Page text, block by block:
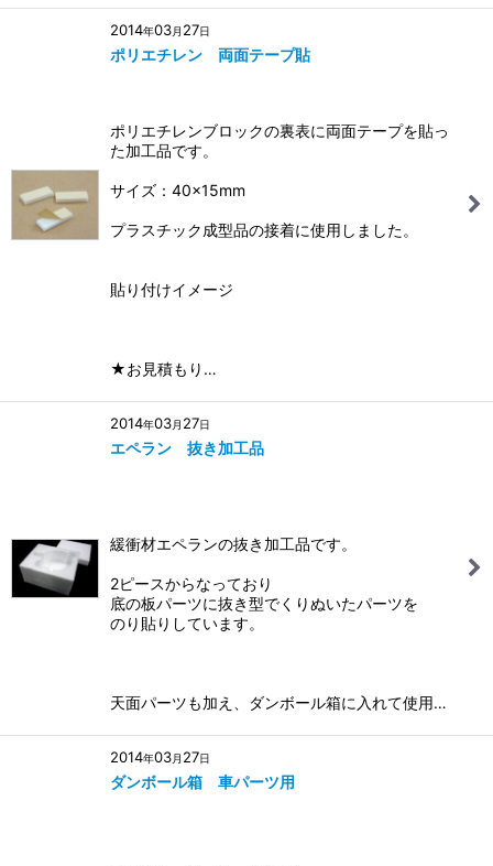
2014年03月 27日
ポリエチレン 両面テープ貼
ポリエチレンブロックの裏表に両面テープを貼っ
た加工品です。
サイズ：40×15mm
プラスチック成型品の接着に使用しました。
貼り付けイメージ
★お見積もり…
2014年03月 27日
エペラン 抜き加工品
緩衝材エペランの抜き加工品です。
2ピースからなっており
底の板パーツに抜き型でくりぬいたパーツを
のり貼りしています。
天面パーツも加え、ダンボール箱に入れて使用…
2014年03月 27日
ダンボール箱 車パーツ用